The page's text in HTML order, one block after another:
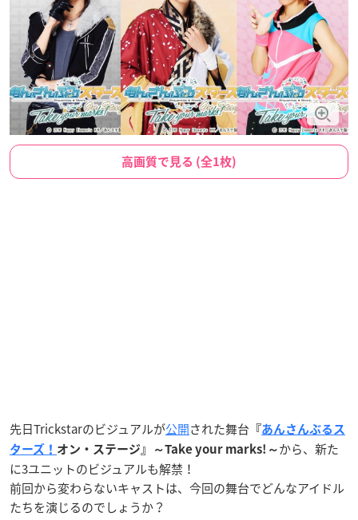
高画質で見る (全1枚)
先日Trickstarのビジュアルが公開された舞台 『あんさんぶるス
ターズ！ オン・ステージ』～Take your marks!～ から、新た
に3ユニットのビジュアルも解禁！
前回から変わらないキャストは、今回の舞台でどんなアイドル
たちを演じるのでしょうか？